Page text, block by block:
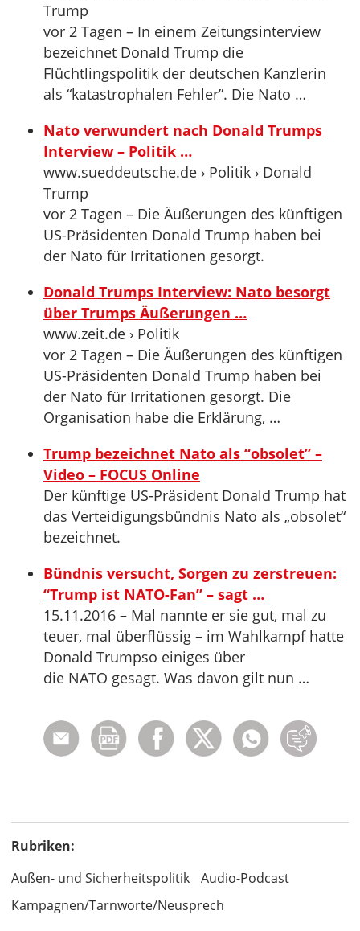
Trump
vor 2 Tagen – In einem Zeitungsinterview
bezeichnet Donald Trump die
Flüchtlingspolitik der deutschen Kanzlerin
als “katastrophalen Fehler”. Die Nato …
Nato verwundert nach Donald Trumps
Interview – Politik …
www.sueddeutsche.de › Politik › Donald
Trump
vor 2 Tagen – Die Äußerungen des künftigen
US-Präsidenten Donald Trump haben bei
der Nato für Irritationen gesorgt.
Donald Trumps Interview: Nato besorgt
über Trumps Äußerungen …
www.zeit.de › Politik
vor 2 Tagen – Die Äußerungen des künftigen
US-Präsidenten Donald Trump haben bei
der Nato für Irritationen gesorgt. Die
Organisation habe die Erklärung, …
Trump bezeichnet Nato als “obsolet” –
Video – FOCUS Online
Der künftige US-Präsident Donald Trump hat
das Verteidigungsbündnis Nato als „obsolet“
bezeichnet.
Bündnis versucht, Sorgen zu zerstreuen:
“Trump ist NATO-Fan” – sagt …
15.11.2016 – Mal nannte er sie gut, mal zu
teuer, mal überflüssig – im Wahlkampf hatte
Donald Trumpso einiges über
die NATO gesagt. Was davon gilt nun …
Rubriken:
Außen- und Sicherheitspolitik
Audio-Podcast
Kampagnen/Tarnworte/Neusprech